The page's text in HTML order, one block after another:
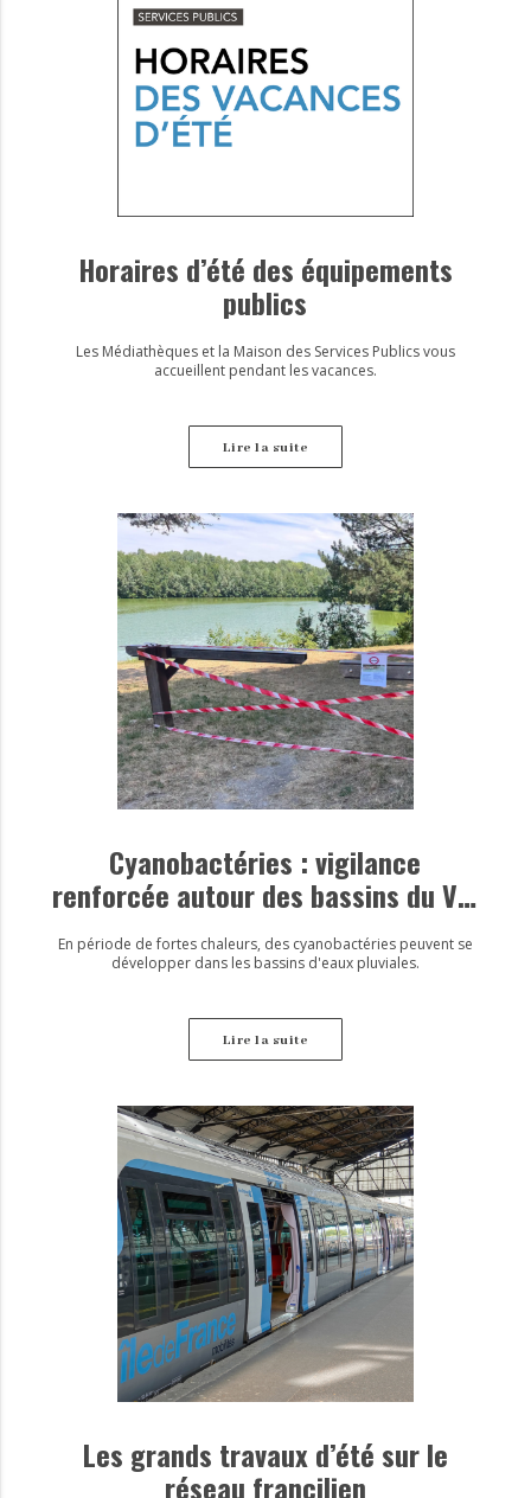
Horaires d’été des équipements
publics
Les Médiathèques et la Maison des Services Publics vous
accueillent pendant les vacances.
Lire la suite
Cyanobactéries : vigilance
renforcée autour des bassins du Val
d’Europe
En période de fortes chaleurs, des cyanobactéries peuvent se
développer dans les bassins d'eaux pluviales.
Lire la suite
Les grands travaux d’été sur le
réseau francilien